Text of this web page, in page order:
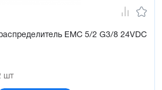
EMC 5/2 G3/8 24VDC
шт